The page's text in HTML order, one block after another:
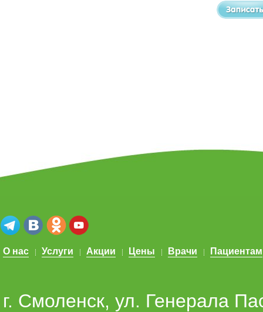
О нас Услуги Акции Цены Врачи Пациентам
г. Смоленск, ул. Генерала